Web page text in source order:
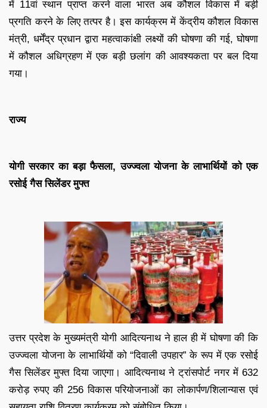
में 11वां स्थान प्राप्त करने वाला भारत अब कौशल विकास में बड़ी
प्रगति करने के लिए तत्पर है। इस कार्यक्रम में केंद्रीय कौशल विकास
मंत्री, धर्मेंद्र प्रधान द्वारा महत्वाकांक्षी लक्ष्यों की घोषणा की गई, घोषणा
में कौशल अधिग्रहण में एक बड़ी छलांग की आवश्यकता पर बल दिया
गया।
राज्य
योगी सरकार का बड़ा फैसला, उज्ज्वला योजना के लाभार्थियों को एक
रसोई गैस सिलेंडर मुफ्त
उत्तर प्रदेश के मुख्यमंत्री योगी आदित्यनाथ ने हाल ही में घोषणा की कि
उज्ज्वला योजना के लाभार्थियों को “दिवाली उपहार” के रूप में एक रसोई
गैस सिलेंडर मुफ्त दिया जाएगा। आदित्यनाथ ने ट्रांसपोर्ट नगर में 632
करोड़ रुपए की 256 विकास परियोजनाओं का लोकार्पण/शिलान्यास एवं